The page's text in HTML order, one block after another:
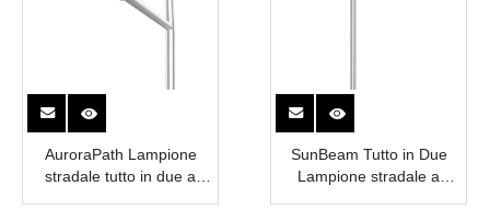
AuroraPath Lampione
stradale tutto in due a
SunBeam Tutto in Due
Lampione stradale a